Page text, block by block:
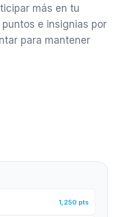
más en tu
e insignias por
para mantener
1,250 pts